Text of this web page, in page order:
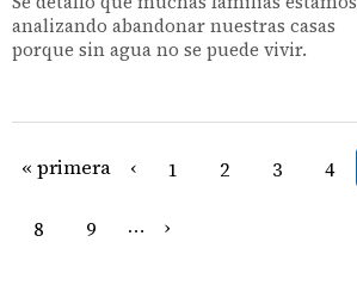
analizando abandonar nuestras casas
porque sin agua no se puede vivir.
« primera ‹ 1 2 3 4
8 9 … ›